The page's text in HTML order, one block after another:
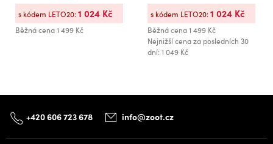
Běžná cena1 499 Kč
s kódem LETO20:1 024 Kč
Běžná cena1 499 Kč
Nejnižší cena za posledních 30
dní: 1 049 Kč
s kódem LETO20:1 024 Kč
+420 606 723 678 info@zoot.cz